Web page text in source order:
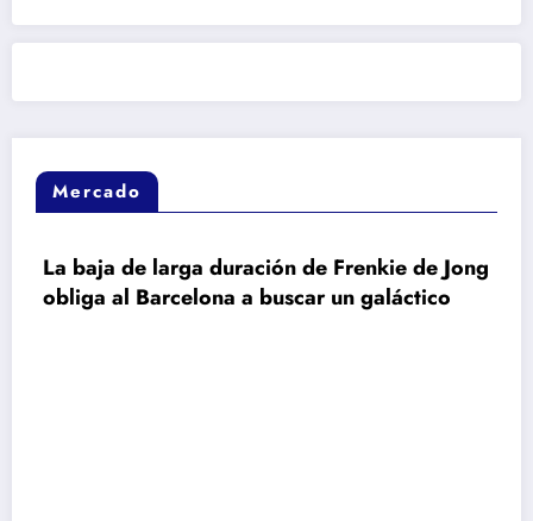
Mercado
de larga duración de Frenkie de Jong
al Barcelona a buscar un galáctico